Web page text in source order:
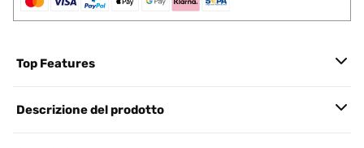
Top Features
Descrizione del prodotto